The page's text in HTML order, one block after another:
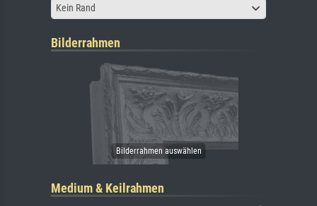
Kein Rand
Bilderrahmen
Medium & Keilrahmen